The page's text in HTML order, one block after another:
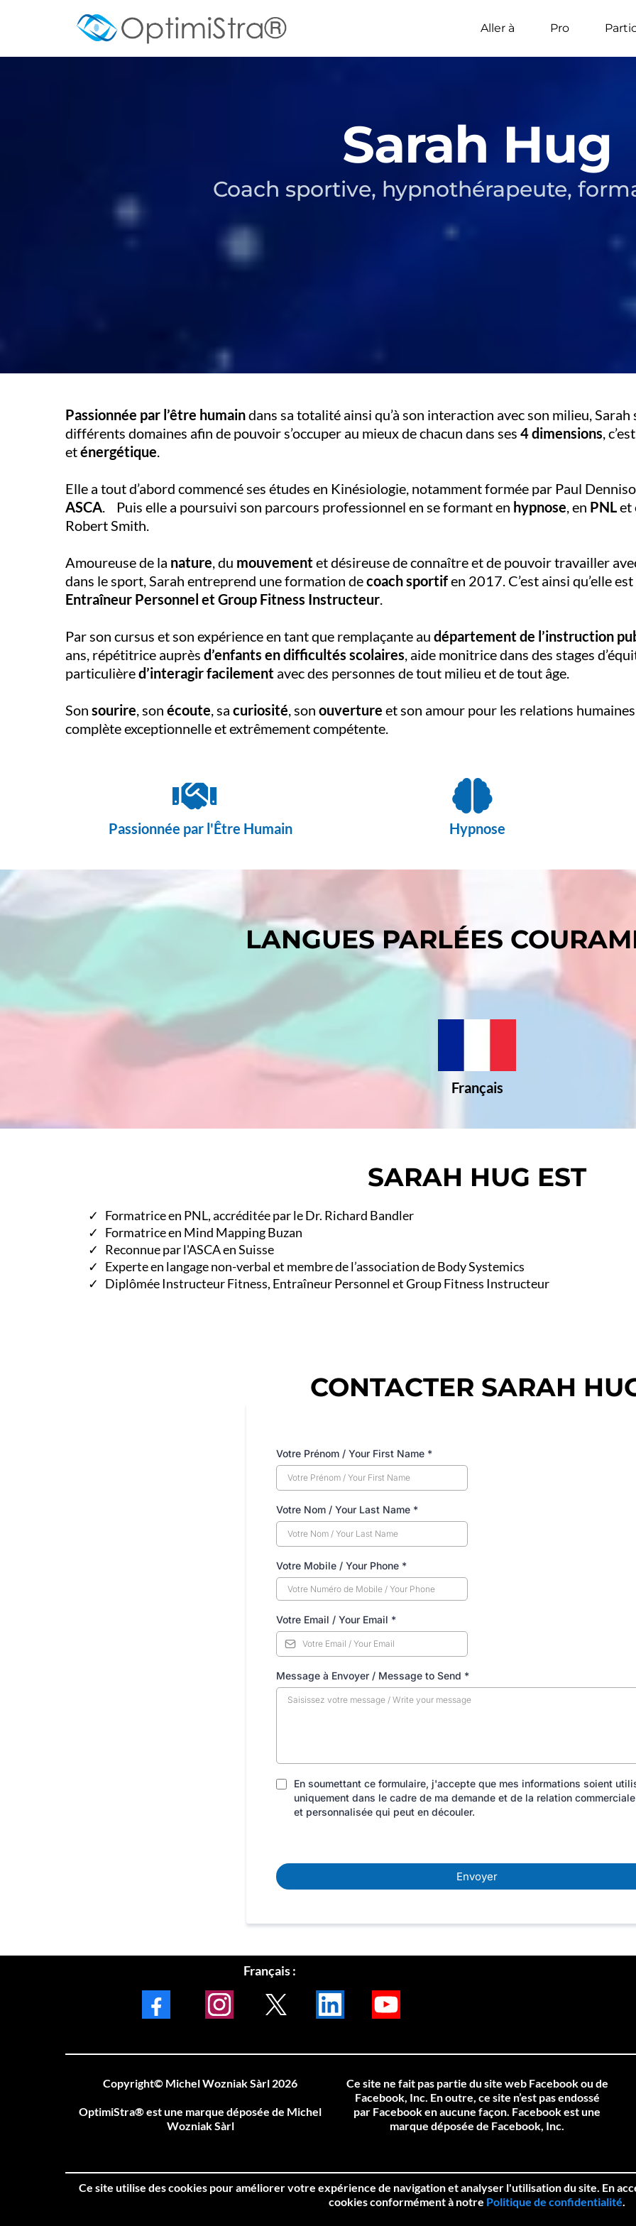
Aller à Pro
Sarah Hug
Coach sportive, hypnothérapeute,
Passionnée par l’être humaindans sa totalité ainsi qu’à son interaction avec son milieu,
différents domaines afin de pouvoir s’occuper au mieux de chacun dans ses 4 dimensions,
eténergétique.
Elle a tout d’abord commencé ses études en Kinésiologie, notamment formée par Paul
ASCA. Puis elle a poursuivi son parcours professionnel en se formant en hypnose, en PNLet
Robert Smith.
Amoureuse de la nature, du mouvementet désireuse de connaître et de pouvoir travailler
dans le sport, Sarah entreprend une formation decoach sportifen 2017. C’est ainsi qu’elle est
Entraîneur Personnel et Group Fitness Instructeur.
Par son cursus et son expérience en tant que remplaçante au département de l’instruction
ans, répétitrice auprès d’enfants en difficultés scolaires, aide monitrice dans des stages
particulièred’interagir facilement avec des personnes de tout milieu et de tout âge.
Son sourire, son écoute, sa curiosité, son ouverture et son amour pour les relations
complète exceptionnelle et extrêmement compétente.
Passionnée par l'Être Humain Hypnose
LANGUES PARLÉES
Français
SARAH HUG EST
Formatrice en PNL, accréditée par le Dr. Richard Bandler
Formatrice en Mind Mapping Buzan
Reconnue par l'ASCA en Suisse
Experte en langage non-verbal et membre de l’association de Body Systemics
Diplômée Instructeur Fitness, Entraîneur Personnel et Group Fitness Instructeur
CONTACTER SARAH
Votre Prénom / Your First Name *
Votre Nom / Your Last Name *
Votre Mobile / Your Phone *
Votre Email / Your Email *
Message à Envoyer / Message to Send *
En soumettant ce formulaire, j'accepte que mes informations soient
uniquement dans le cadre de ma demande et de la relation
et personnalisée qui peut en découler.
Envoyer
Français :
Copyright© Michel Wozniak Sàrl 2026
OptimiStra® est une marque déposée de Michel
Wozniak Sàrl
Ce site ne fait pas partie du site web Facebook ou de
Facebook, Inc. En outre, ce site n’est pas endossé
par Facebook en aucune façon. Facebook est une
marque déposée de Facebook, Inc.
Ce site utilise des cookies pour améliorer votre expérience de navigation et analyser l'utilisation du site. En
cookies conformément à notre Politique de confidentialité.